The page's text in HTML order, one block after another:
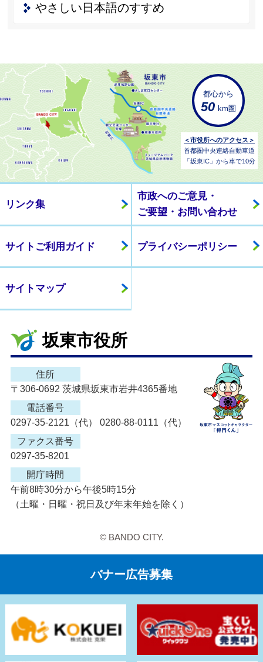
やさしい日本語のすすめ
都心から
50 km圏
＜市役所へのアクセス＞
首都圏中央連絡自動車道
「坂東IC」から車で10分
リンク集
市政へのご意見・
ご要望・お問い合わせ
サイトご利用ガイド プライバシーポリシー
サイトマップ
坂東市役所
住所
〒306-0692 茨城県坂東市岩井4365番地
電話番号
0297-35-2121（代） 0280-88-0111（代）
ファクス番号
0297-35-8201
開庁時間
午前8時30分から午後5時15分
（土曜・日曜・祝日及び年末年始を除く）
© BANDO CITY.
バナー広告募集